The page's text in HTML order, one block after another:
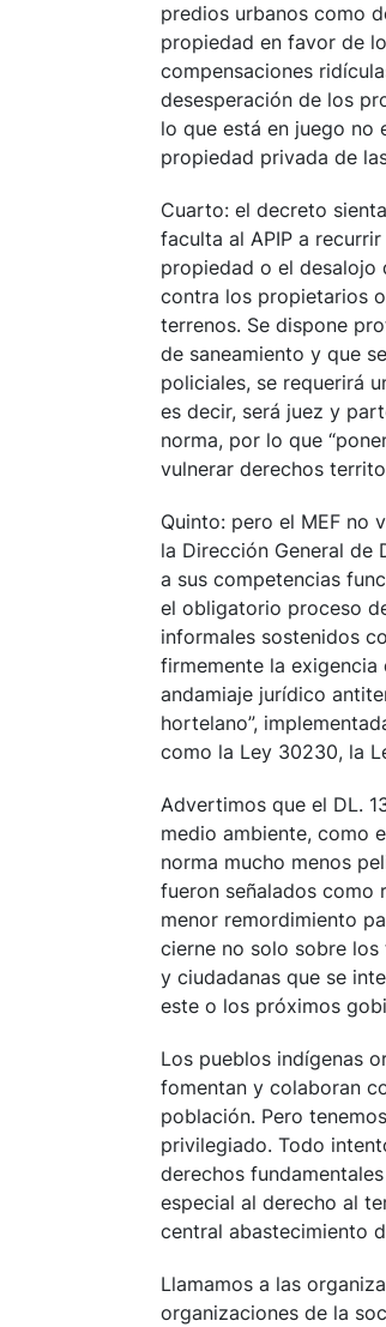
predios urbanos como
propiedad en favor de
compensaciones
desesperación de los
lo que está en juego no
propiedad privada de
Cuarto: el decreto
faculta al APIP a
propiedad o el desalojo
contra los propietarios
terrenos. Se dispone
de saneamiento y que
policiales, se requerirá
es decir, será juez y
norma, por lo que
vulnerar derechos
Quinto: pero el MEF no
la Dirección General de
a sus competencias
el obligatorio proceso
informales sostenidos
firmemente la exigencia
andamiaje jurídico
hortelano”,
como la Ley 30230, la
Advertimos que el DL.
medio ambiente, como
norma mucho menos
fueron señalados como
menor remordimiento
cierne no solo sobre
y ciudadanas que se
este o los próximos
Los pueblos indígenas
fomentan y colaboran
población. Pero
privilegiado. Todo
derechos
especial al derecho al
central abastecimiento
Llamamos a las
organizaciones de la